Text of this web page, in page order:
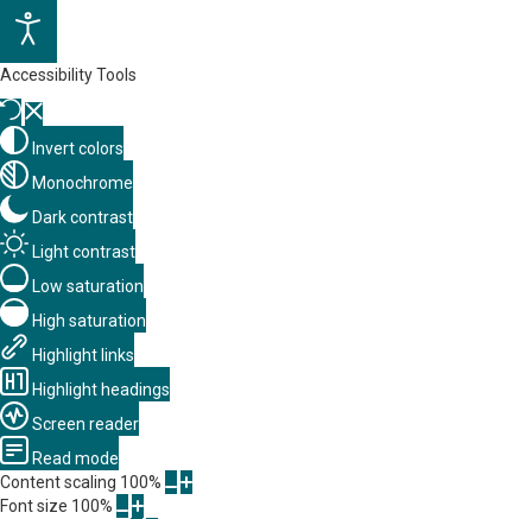
Accessibility Tools
Invert colors
Monochrome
Dark contrast
Light contrast
Low saturation
High saturation
Highlight links
Highlight headings
Screen reader
Read mode
Content scaling 100%
Font size 100%